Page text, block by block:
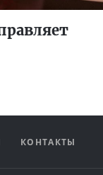
КОНТАКТЫ